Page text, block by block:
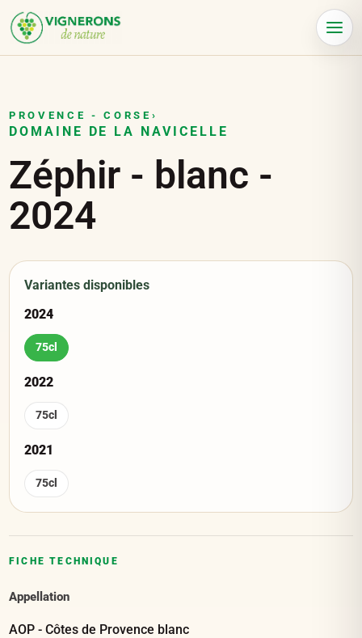
Menu
PROVENCE - CORSE ›
DOMAINE DE LA NAVICELLE
Zéphir - blanc -
2024
Variantes disponibles
2024
75cl
2022
75cl
2021
75cl
FICHE TECHNIQUE
Appellation
AOP - Côtes de Provence blanc
Panneau de gestion des cookies